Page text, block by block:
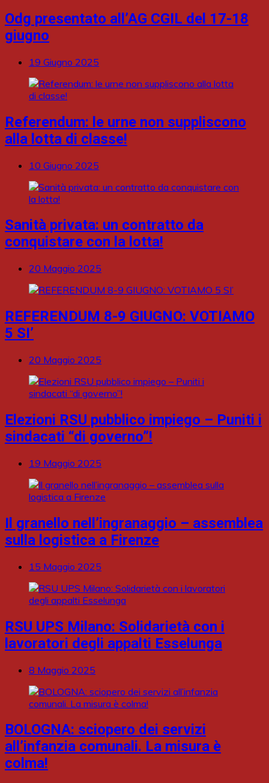
Odg presentato all’AG CGIL del 17-18
giugno
19 Giugno 2025
Referendum: le urne non suppliscono
alla lotta di classe!
10 Giugno 2025
Sanità privata: un contratto da
conquistare con la lotta!
20 Maggio 2025
REFERENDUM 8-9 GIUGNO: VOTIAMO
5 SI’
20 Maggio 2025
Elezioni RSU pubblico impiego – Puniti i
sindacati “di governo”!
19 Maggio 2025
Il granello nell’ingranaggio – assemblea
sulla logistica a Firenze
15 Maggio 2025
RSU UPS Milano: Solidarietà con i
lavoratori degli appalti Esselunga
8 Maggio 2025
BOLOGNA: sciopero dei servizi
all’infanzia comunali. La misura è
colma!